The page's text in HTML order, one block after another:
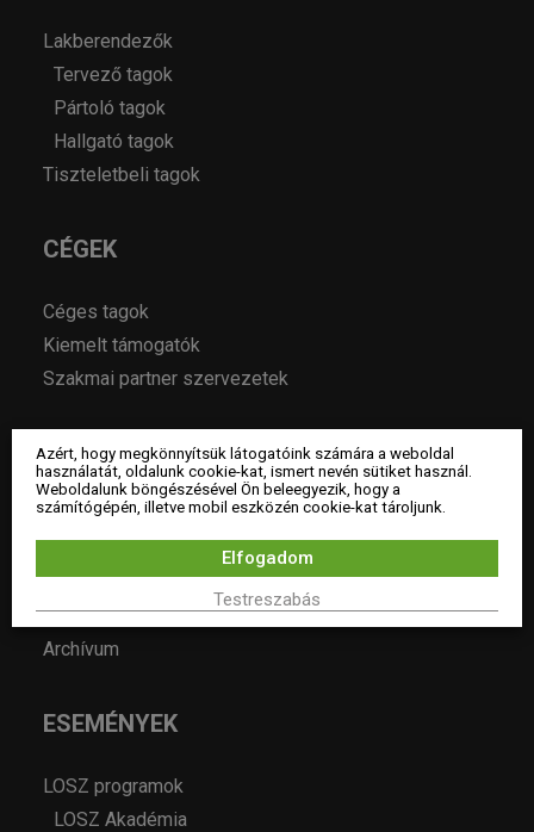
Lakberendezők
Tervező tagok
Pártoló tagok
Hallgató tagok
Tiszteletbeli tagok
CÉGEK
Céges tagok
Kiemelt támogatók
Szakmai partner szervezetek
MAGAZIN
Hírek
Év lakberendezője pályázatok
Pályázatok
Álláshirdetés
Archívum
ESEMÉNYEK
LOSZ programok
LOSZ Akadémia
Azért, hogy megkönnyítsük látogatóink számára a weboldal
használatát, oldalunk cookie-kat, ismert nevén sütiket használ.
Weboldalunk böngészésével Ön beleegyezik, hogy a
számítógépén, illetve mobil eszközén cookie-kat tároljunk.
Testreszabás
Elfogadom